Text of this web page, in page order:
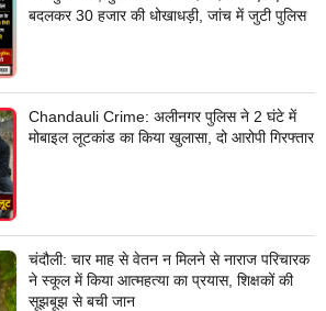
बदलकर 30 हजार की धोखाधड़ी, जांच में जुटी पुलिस
Chandauli Crime: अलीनगर पुलिस ने 2 घंटे में
मोबाइल लूटकांड का किया खुलासा, दो आरोपी गिरफ्तार
चंदौली: चार माह से वेतन न मिलने से नाराज परिचारक
ने स्कूल में किया आत्महत्या का प्रयास, शिक्षकों की
सूझबूझ से बची जान